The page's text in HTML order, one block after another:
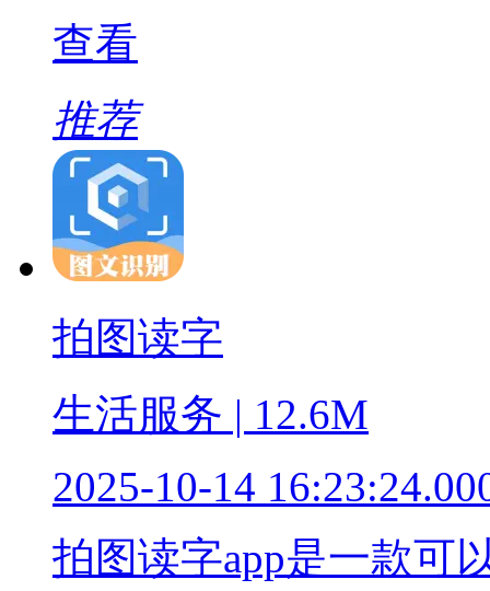
查看
推荐
拍图读字
生活服务 | 12.6M
2025-10-14
拍图读字app是一款可